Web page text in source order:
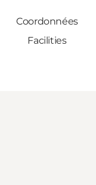
Coordonnées
Facilities